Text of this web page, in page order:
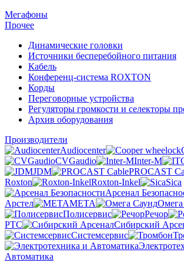
Мегафоны
Прочее
Динамические головки
Источники бесперебойного питания
Кабель
Конференц-система ROXTON
Корды
Переговорные устройства
Регуляторы громкости и селекторы
Архив оборудования
Производители
Audiocenter
CVGaudio
Inter-M
JDM
PROCAST
Roxton
Roxton-Inkel
Sica
Арсенал
Арстел
МЕТА
Полисервис
Речор
РТС
Сибирский
Системсервис
Автоматика